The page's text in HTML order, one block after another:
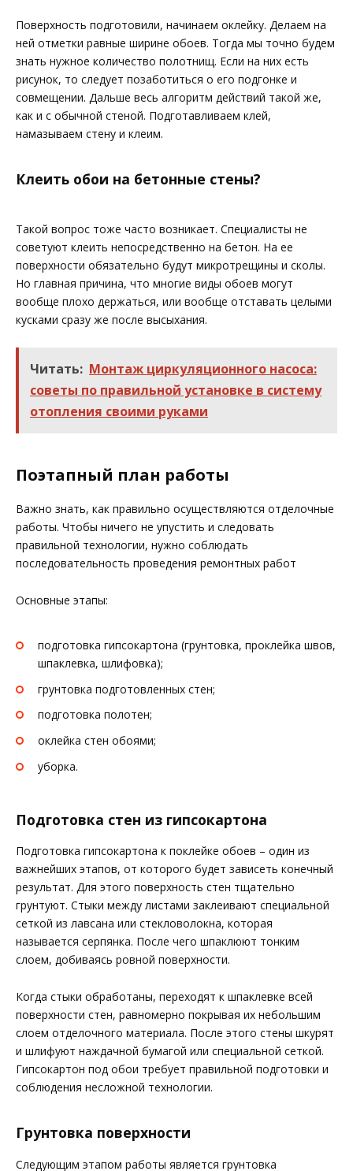
Поверхность подготовили, начинаем оклейку. Делаем на
ней отметки равные ширине обоев. Тогда мы точно будем
знать нужное количество полотнищ. Если на них есть
рисунок, то следует позаботиться о его подгонке и
совмещении. Дальше весь алгоритм действий такой же,
как и с обычной стеной. Подготавливаем клей,
намазываем стену и клеим.
Клеить обои на бетонные стены?
Такой вопрос тоже часто возникает. Специалисты не
советуют клеить непосредственно на бетон. На ее
поверхности обязательно будут микротрещины и сколы.
Но главная причина, что многие виды обоев могут
вообще плохо держаться, или вообще отставать целыми
кусками сразу же после высыхания.
Читать: Монтаж циркуляционного насоса:
советы по правильной установке в систему
отопления своими руками
Поэтапный план работы
Важно знать, как правильно осуществляются отделочные
работы. Чтобы ничего не упустить и следовать
правильной технологии, нужно соблюдать
последовательность проведения ремонтных работ
Основные этапы:
подготовка гипсокартона (грунтовка, проклейка швов,
шпаклевка, шлифовка);
грунтовка подготовленных стен;
подготовка полотен;
оклейка стен обоями;
уборка.
Подготовка стен из гипсокартона
Подготовка гипсокартона к поклейке обоев – один из
важнейших этапов, от которого будет зависеть конечный
результат. Для этого поверхность стен тщательно
грунтуют. Стыки между листами заклеивают специальной
сеткой из лавсана или стекловолокна, которая
называется серпянка. После чего шпаклюют тонким
слоем, добиваясь ровной поверхности.
Когда стыки обработаны, переходят к шпаклевке всей
поверхности стен, равномерно покрывая их небольшим
слоем отделочного материала. После этого стены шкурят
и шлифуют наждачной бумагой или специальной сеткой.
Гипсокартон под обои требует правильной подготовки и
соблюдения несложной технологии.
Грунтовка поверхности
Следующим этапом работы является грунтовка